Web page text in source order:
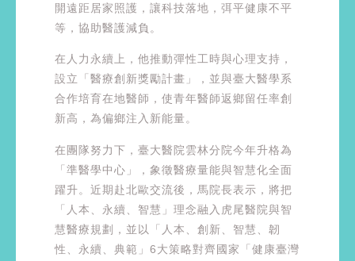
開遠距居家照護，讓科技落地，弭平健康不平
等，協助醫護減負。
在人力永續上，他推動彈性工時與心理支持，
設立「醫療創新獎勵計畫」，並與臺大醫學系
合作培育在地醫師，使青年醫師返鄉留任率創
新高，為偏鄉注入新能量。
在團隊努力下，臺大醫院雲林分院今年升格為
「準醫學中心」，象徵醫療量能與智慧化全面
躍升。近期赴北歐交流後，馬院長表示，將把
「人本、永續、智慧」理念融入虎尾醫院與智
慧醫療規劃，並以「人本、創新、智慧、韌
性、永續、典範」6大策略對齊國家「健康臺灣